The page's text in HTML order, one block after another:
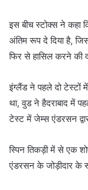
इस बीच स्टोक्स ने कहा
अंतिम रूप दे दिया है,
फिर से हासिल करने की
इंग्लैंड ने पहले दो टेस्टों
था, वुड ने हैदराबाद में
टेस्ट में जेम्स एंडरसन
स्पिन तिकड़ी में से एक
एंडरसन के जोड़ीदार